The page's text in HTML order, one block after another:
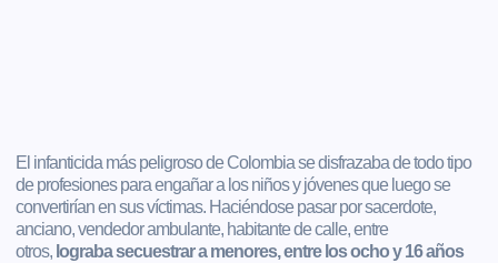
El infanticida más peligroso de Colombia se disfrazaba de todo tipo
de profesiones para engañar a los niños y jóvenes que luego se
convertirían en sus víctimas. Haciéndose pasar por sacerdote,
anciano, vendedor ambulante, habitante de calle, entre
otros, lograba secuestrar a menores, entre los ocho y 16 años